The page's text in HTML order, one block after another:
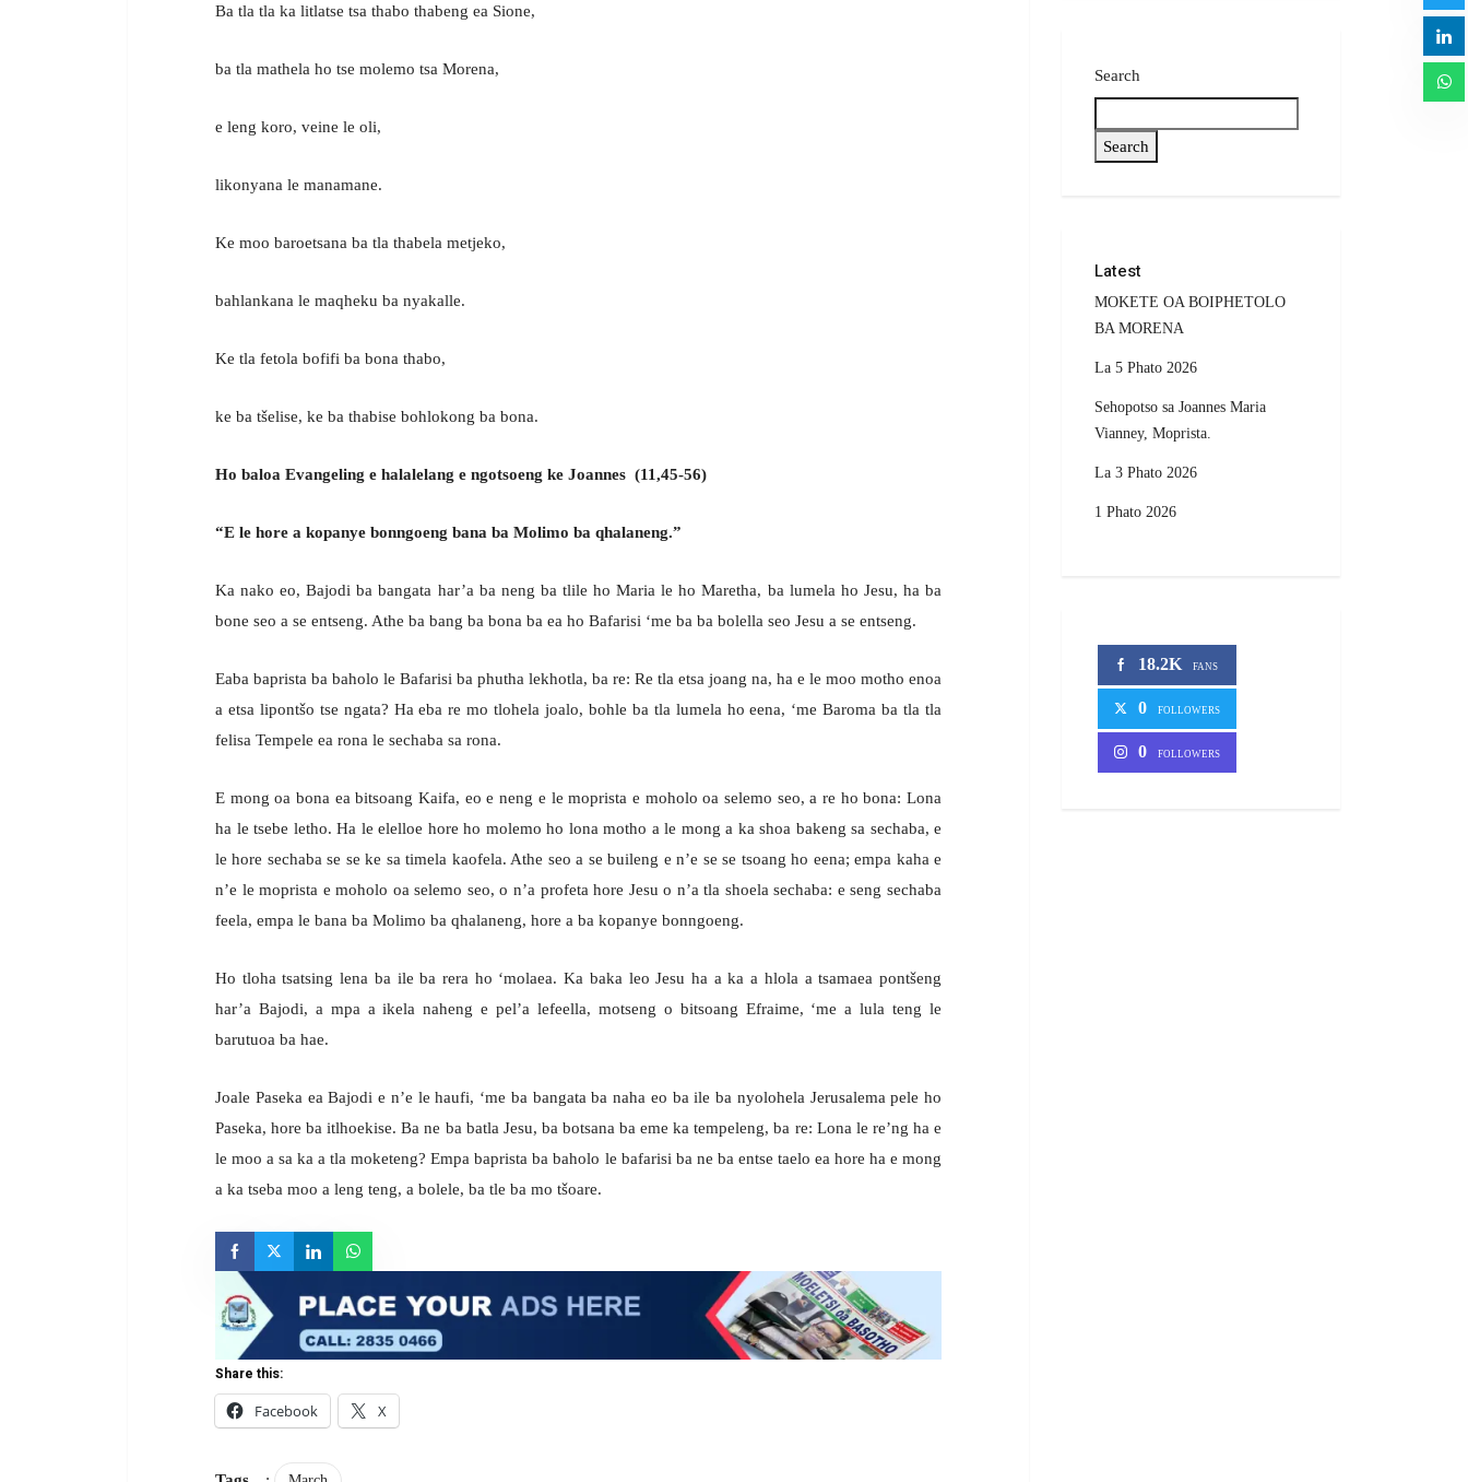
Ba tla tla ka litlatse tsa thabo thabeng ea Sione,
ba tla mathela ho tse molemo tsa Morena,
e leng koro, veine le oli,
likonyana le manamane.
Ke moo baroetsana ba tla thabela metjeko,
bahlankana le maqheku ba nyakalle.
Ke tla fetola bofifi ba bona thabo,
ke ba tšelise, ke ba thabise bohlokong ba bona.
Ho baloa Evangeling e halalelang e ngotsoeng ke Joannes (11,45-56)
“E le hore a kopanye bonngoeng bana ba Molimo ba qhalaneng.”
Ka nako eo, Bajodi ba bangata har’a ba neng ba tlile ho Maria le ho Maretha, ba lumela ho Jesu, ha ba
bone seo a se entseng. Athe ba bang ba bona ba ea ho Bafarisi ‘me ba ba bolella seo Jesu a se entseng.
Eaba baprista ba baholo le Bafarisi ba phutha lekhotla, ba re: Re tla etsa joang na, ha e le moo motho enoa
a etsa lipontšo tse ngata? Ha eba re mo tlohela joalo, bohle ba tla lumela ho eena, ‘me Baroma ba tla tla
felisa Tempele ea rona le sechaba sa rona.
E mong oa bona ea bitsoang Kaifa, eo e neng e le moprista e moholo oa selemo seo, a re ho bona: Lona
ha le tsebe letho. Ha le elelloe hore ho molemo ho lona motho a le mong a ka shoa bakeng sa sechaba, e
le hore sechaba se se ke sa timela kaofela. Athe seo a se buileng e n’e se se tsoang ho eena; empa kaha e
n’e le moprista e moholo oa selemo seo, o n’a profeta hore Jesu o n’a tla shoela sechaba: e seng sechaba
feela, empa le bana ba Molimo ba qhalaneng, hore a ba kopanye bonngoeng.
Ho tloha tsatsing lena ba ile ba rera ho ‘molaea. Ka baka leo Jesu ha a ka a hlola a tsamaea pontšeng
har’a Bajodi, a mpa a ikela naheng e pel’a lefeella, motseng o bitsoang Efraime, ‘me a lula teng le
barutuoa ba hae.
Joale Paseka ea Bajodi e n’e le haufi, ‘me ba bangata ba naha eo ba ile ba nyolohela Jerusalema pele ho
Paseka, hore ba itlhoekise. Ba ne ba batla Jesu, ba botsana ba eme ka tempeleng, ba re: Lona le re’ng ha e
le moo a sa ka a tla moketeng? Empa baprista ba baholo le bafarisi ba ne ba entse taelo ea hore ha e mong
a ka tseba moo a leng teng, a bolele, ba tle ba mo tšoare.
Share this:
Facebook
X
Search
Search
Latest
MOKETE OA BOIPHETOLO
BA MORENA
La 5 Phato 2026
Sehopotso sa Joannes Maria
Vianney, Moprista.
La 3 Phato 2026
1 Phato 2026
18.2K FANS
0 FOLLOWERS
0 FOLLOWERS